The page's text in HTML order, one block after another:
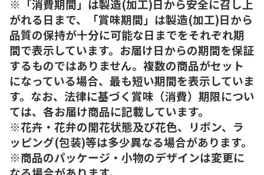
※「消費期間」は製造(加工)日から安全に召し上
がれる日まで、「賞味期間」は製造(加工)日から
品質の保持が十分に可能な日までをそれぞれ期
間で表示しています。お届け日からの期間を保証
するものではありません。複数の商品がセット
になっている場合、最も短い期間を表示していま
す。なお、法律に基づく賞味（消費）期限につい
ては、各お届け商品に記載しています。
※花卉・花弁の開花状態及び花色、リボン、ラ
ッピング(包装)等は多少異なる場合があります。
※商品のパッケージ・小物のデザインは変更に